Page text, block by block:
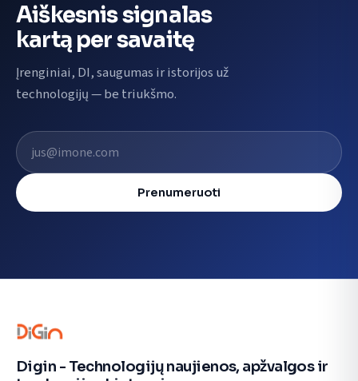
Aiškesnis signalas
kartą per savaitę
Įrenginiai, DI, saugumas ir istorijos už
technologijų — be triukšmo.
El. pašto adresas
Prenumeruoti
Digin - Technologijų naujienos, apžvalgos ir